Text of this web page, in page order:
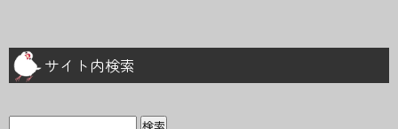
サイト内検索